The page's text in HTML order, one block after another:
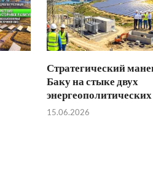
Стратегический
Баку на стыке двух
энергеополитических
15.06.2026